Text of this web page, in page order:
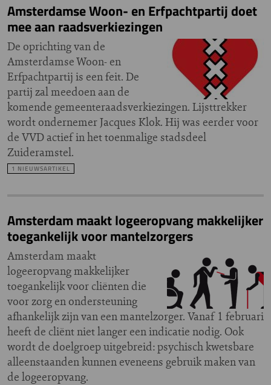
Amsterdamse Woon- en Erfpachtpartij doet
mee aan raadsverkiezingen
De oprichting van de
Amsterdamse Woon- en
Erfpachtpartij is een feit. De
partij zal meedoen aan de
komende gemeenteraadsverkiezingen. Lijsttrekker
wordt ondernemer Jacques Klok. Hij was eerder voor
de VVD actief in het toenmalige stadsdeel
Zuideramstel.
1 NIEUWSARTIKEL
Amsterdam maakt logeeropvang makkelijker
toegankelijk voor mantelzorgers
Amsterdam maakt
logeeropvang makkelijker
toegankelijk voor cliënten die
voor zorg en ondersteuning
afhankelijk zijn van een mantelzorger. Vanaf 1 februari
heeft de cliënt niet langer een indicatie nodig. Ook
wordt de doelgroep uitgebreid: psychisch kwetsbare
alleenstaanden kunnen eveneens gebruik maken van
de logeeropvang.